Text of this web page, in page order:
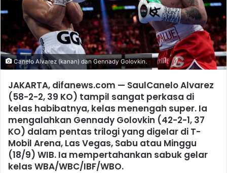
Canelo Alvarez (kanan) dan Gennady Golovkin.
JAKARTA, difanews.com — SaulCanelo Alvarez
(58-2-2, 39 KO) tampil sangat perkasa di
kelas habibatnya, kelas menengah super. Ia
mengalahkan Gennady Golovkin (42-2-1, 37
KO) dalam pentas trilogi yang digelar di T-
Mobil Arena, Las Vegas, Sabu atau Minggu
(18/9) WIB. Ia mempertahankan sabuk gelar
kelas WBA/WBC/IBF/WBO.